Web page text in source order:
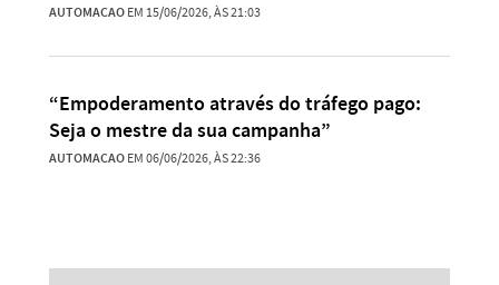
AUTOMACAOEM 15/06/2026, ÀS 21:03
“Empoderamento através do tráfego pago:
Seja o mestre da sua campanha”
AUTOMACAOEM 06/06/2026, ÀS 22:36